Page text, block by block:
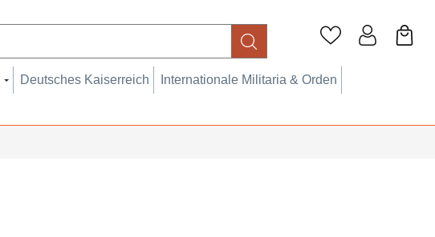
Deutsches Kaiserreich
Internationale Militaria & Orden